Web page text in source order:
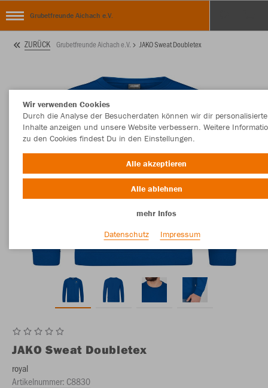
Grubetfreunde Aichach e.V.
ZURÜCK Grubetfreunde Aichach e.V. JAKO Sweat Doubletex
JAKO Sweat Doubletex
royal
Artikelnummer: C8830
Wir verwenden Cookies
Durch die Analyse der Besucherdaten können wir dir personalisierte
Inhalte anzeigen und unsere Website verbessern. Weitere
zu den Cookies findest Du in den Einstellungen.
Alle akzeptieren
Alle ablehnen
mehr Infos
Datenschutz
Impressum